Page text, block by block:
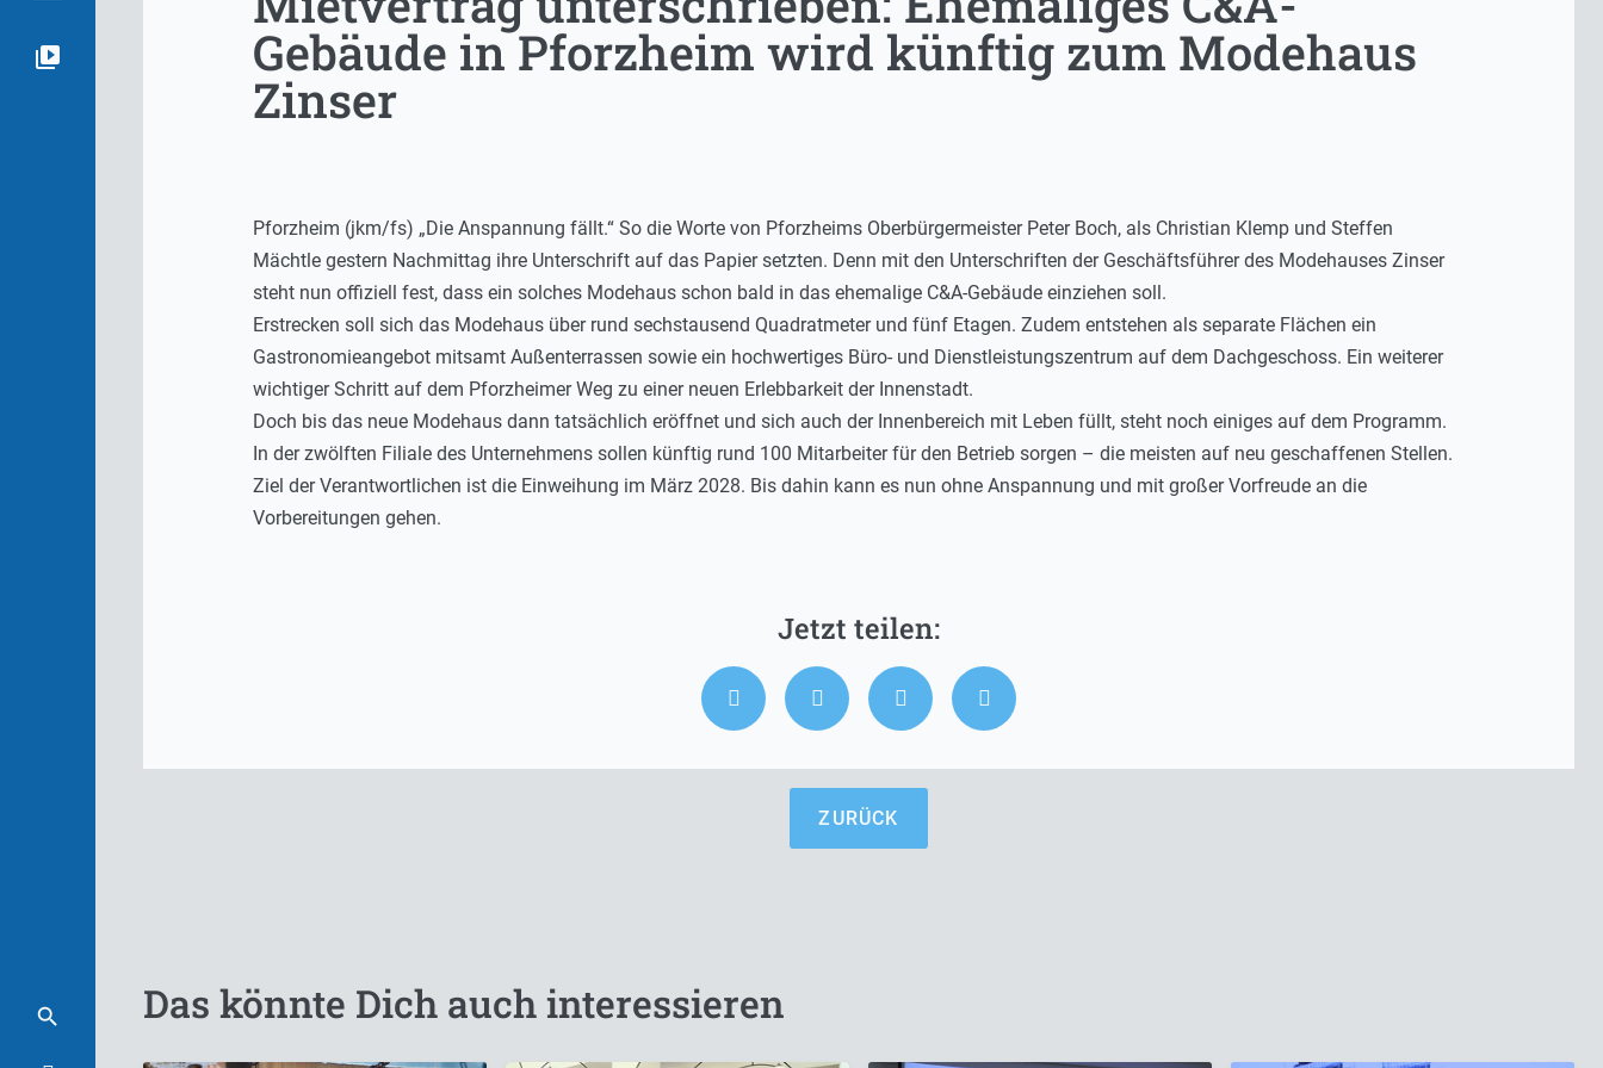
Gebäude in Pforzheim wird künftig zum Modehaus
Zinser
Pforzheim (jkm/fs) „Die Anspannung fällt.“ So die Worte von Pforzheims Oberbürgermeister Peter Boch, als Christian Klemp und Steffen
Mächtle gestern Nachmittag ihre Unterschrift auf das Papier setzten. Denn mit den Unterschriften der Geschäftsführer des Modehauses Zinser
steht nun offiziell fest, dass ein solches Modehaus schon bald in das ehemalige C&A-Gebäude einziehen soll.
Erstrecken soll sich das Modehaus über rund sechstausend Quadratmeter und fünf Etagen. Zudem entstehen als separate Flächen ein
Gastronomieangebot mitsamt Außenterrassen sowie ein hochwertiges Büro- und Dienstleistungszentrum auf dem Dachgeschoss. Ein weiterer
wichtiger Schritt auf dem Pforzheimer Weg zu einer neuen Erlebbarkeit der Innenstadt.
Doch bis das neue Modehaus dann tatsächlich eröffnet und sich auch der Innenbereich mit Leben füllt, steht noch einiges auf dem Programm.
In der zwölften Filiale des Unternehmens sollen künftig rund 100 Mitarbeiter für den Betrieb sorgen – die meisten auf neu geschaffenen Stellen.
Ziel der Verantwortlichen ist die Einweihung im März 2028. Bis dahin kann es nun ohne Anspannung und mit großer Vorfreude an die
Vorbereitungen gehen.
ZURÜCK
Das könnte Dich auch interessieren